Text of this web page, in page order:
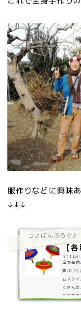
服作りなどに興味
↓↓↓
つよぽんぶろぐ♪
【
全国各
声がけ
ムステ
くさん
ただき
コマ回